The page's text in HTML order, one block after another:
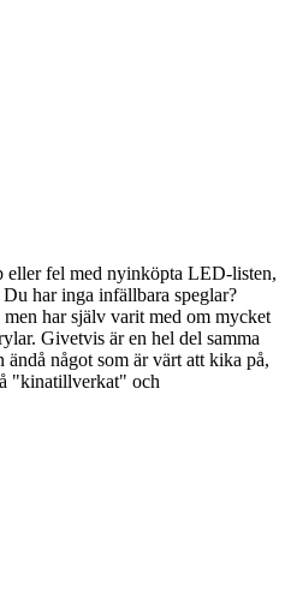
eller fel med nyinköpta LED-listen,
har inga infällbara speglar?
har själv varit med om mycket
Givetvis är en hel del samma
något som är värt att kika på,
"kinatillverkat" och